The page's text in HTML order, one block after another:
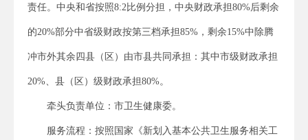
责任。中央和省按照8:2比例分担，中央财政承担80%后剩余
的20%部分中省级财政按第三档承担85%，剩余15%中除腾
冲市外其余四县（区）由市县共同承担：其中市级财政承担
20%、县（区）级财政承担80%。
牵头负责单位：市卫生健康委。
服务流程：按照国家《新划入基本公共卫生服务相关工